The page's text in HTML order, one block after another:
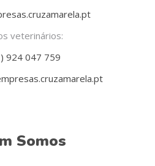
veterinários:
924 047 759
Somos